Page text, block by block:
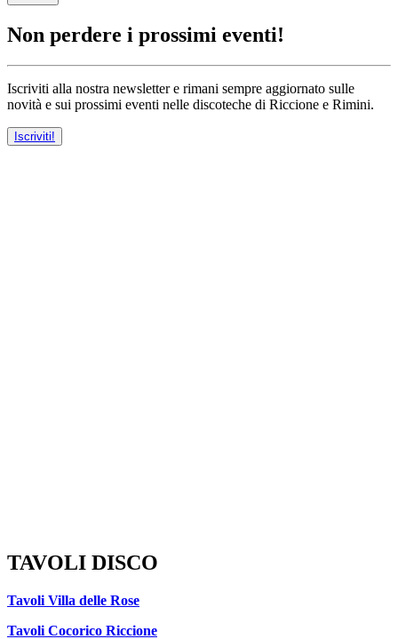
Non perdere i prossimi eventi!
Iscriviti alla nostra newsletter e rimani sempre aggiornato sulle
novità e sui prossimi eventi nelle discoteche di Riccione e Rimini.
Iscriviti!
TAVOLI DISCO
Tavoli Villa delle Rose
Tavoli Cocorico Riccione